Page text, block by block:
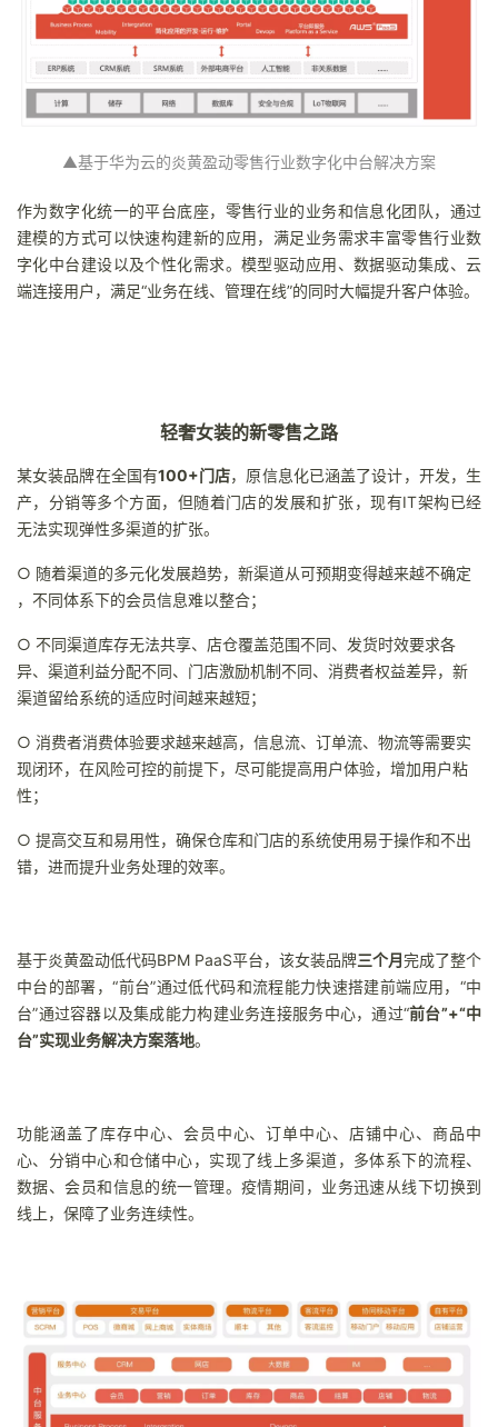
▲基于华为云的炎黄盈动零售行业数字化中台解决方案
作为数字化统一的平台底座，零售行业的业务和信息化团队，通过
建模的方式可以快速构建新的应用，满足业务需求丰富零售行业数
字化中台建设以及个性化需求。模型驱动应用、数据驱动集成、云
端连接用户，满足“业务在线、管理在线”的同时大幅提升客户体验。
轻奢女装的新零售之路
某女装品牌在全国有100+门店，原信息化已涵盖了设计，开发，生
产，分销等多个方面，但随着门店的发展和扩张，现有IT架构已经
无法实现弹性多渠道的扩张。
○ 随着渠道的多元化发展趋势，新渠道从可预期变得越来越不确定
，不同体系下的会员信息难以整合；
○ 不同渠道库存无法共享、店仓覆盖范围不同、发货时效要求各
异、渠道利益分配不同、门店激励机制不同、消费者权益差异，新
渠道留给系统的适应时间越来越短；
○ 消费者消费体验要求越来越高，信息流、订单流、物流等需要实
现闭环，在风险可控的前提下，尽可能提高用户体验，增加用户粘
性；
○ 提高交互和易用性，确保仓库和门店的系统使用易于操作和不出
错，进而提升业务处理的效率。
基于炎黄盈动低代码BPM PaaS平台，该女装品牌三个月完成了整个
中台的部署，“前台”通过低代码和流程能力快速搭建前端应用，“中
台”通过容器以及集成能力构建业务连接服务中心，通过“前台”+“中
台”实现业务解决方案落地。
功能涵盖了库存中心、会员中心、订单中心、店铺中心、商品中
心、分销中心和仓储中心，实现了线上多渠道，多体系下的流程、
数据、会员和信息的统一管理。疫情期间，业务迅速从线下切换到
线上，保障了业务连续性。